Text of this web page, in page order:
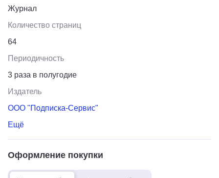
Журнал
Количество страниц
64
Периодичность
3 раза в полугодие
Издатель
ООО "Подписка-Сервис"
Ещё
Оформление покупки